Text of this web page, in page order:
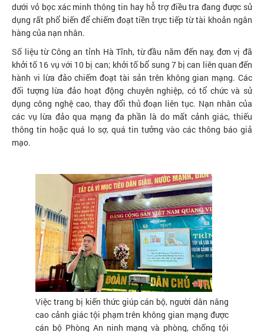
dưới vỏ bọc xác minh thông tin hay hỗ trợ điều tra đang được sử
dụng rất phổ biến để chiếm đoạt tiền trực tiếp từ tài khoản ngân
hàng của nạn nhân.
Số liệu từ Công an tỉnh Hà Tĩnh, từ đầu năm đến nay, đơn vị đã
khởi tố 16 vụ với 10 bị can; khởi tố bổ sung 7 bị can liên quan đến
hành vi lừa đảo chiếm đoạt tài sản trên không gian mạng. Các
đối tượng lừa đảo hoạt động chuyên nghiệp, có tổ chức và sử
dụng công nghệ cao, thay đổi thủ đoạn liên tục. Nạn nhân của
các vụ lừa đảo qua mạng đa phần là do mất cảnh giác, thiếu
thông tin hoặc quá lo sợ, quá tin tưởng vào các thông báo giả
mạo.
Việc trang bị kiến thức giúp cán bộ, người dân nâng
cao cảnh giác tội phạm trên không gian mạng được
cán bộ Phòng An ninh mạng và phòng, chống tội